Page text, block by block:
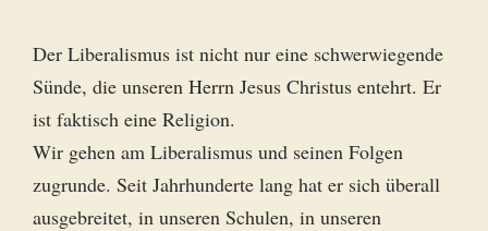
Der Liberalismus ist nicht nur eine schwerwiegende
Sünde, die unseren Herrn Jesus Christus entehrt. Er
ist faktisch eine Religion.
Wir gehen am Liberalismus und seinen Folgen
zugrunde. Seit Jahrhunderte lang hat er sich überall
ausgebreitet, in unseren Schulen, in unseren